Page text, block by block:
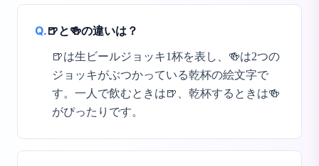
Q.🍺と🍻の違いは？
🍺は生ビールジョッキ1杯を表し、🍻は2つの
ジョッキがぶつかっている乾杯の絵文字で
す。一人で飲むときは🍺、乾杯するときは🍻
がぴったりです。